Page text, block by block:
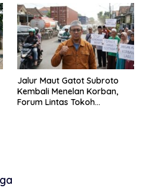
Jalur Maut Gatot Subroto
Kembali Menelan Korban,
Forum Lintas Tokoh